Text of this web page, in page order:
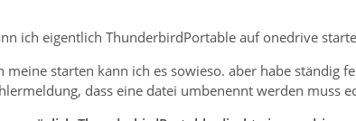
ich eigentlich ThunderbirdPortable auf onedrive
meine starten kann ich es sowieso. aber habe ständig
dass eine datei umbenennt werden muss